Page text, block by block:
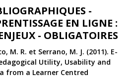
-
EN LIGNE :
- OBLIGATOIRES
M. R. et Serrano, M. J. (2011). E-
Utility, Usability and
from a Learner Centred